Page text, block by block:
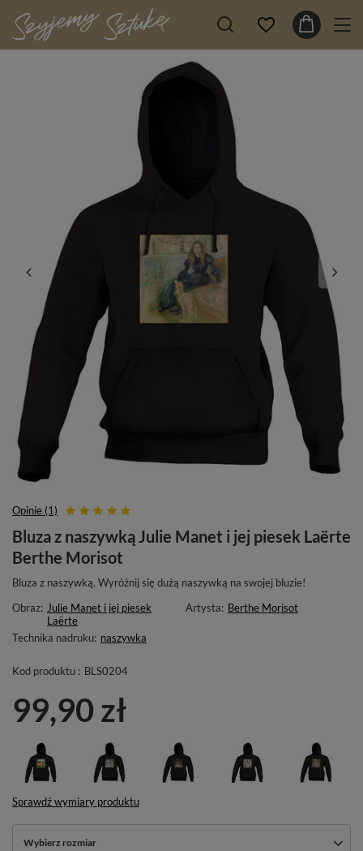
Opinie (1)
Bluza z naszywką Julie Manet i jej piesek Laërte
Berthe Morisot
Bluza z naszywką. Wyróżnij się dużą naszywką na swojej bluzie!
Obraz: Julie Manet i jej piesek
Laërte
Artysta: Berthe Morisot
Technika nadruku: naszywka
Kod produktu : BLS0204
99,90 zł
Sprawdź wymiary produktu
Wybierz rozmiar